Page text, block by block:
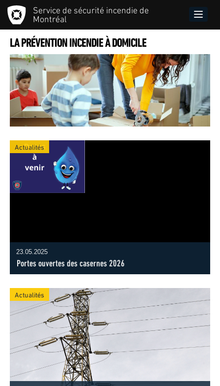
Aller
au
contenu
Service de sécurité incendie de
Montréal
Toggle
LA PRÉVENTION INCENDIE À DOMICILE
Actualités
23.05.2025
Portes ouvertes des casernes 2026
Actualités